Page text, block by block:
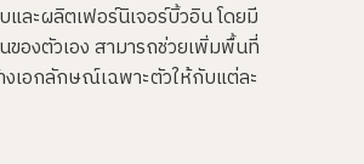
ละผลิตเฟอร์นิเจอร์บิ้วอิน โดยมี
ของตัวเอง สามารถช่วยเพิ่มพื้นที่
งเอกลักษณ์เฉพาะตัวให้กับแต่ละ